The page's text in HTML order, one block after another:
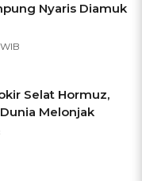
Nyaris Diamuk
Selat Hormuz,
Melonjak